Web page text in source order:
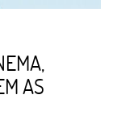
AS